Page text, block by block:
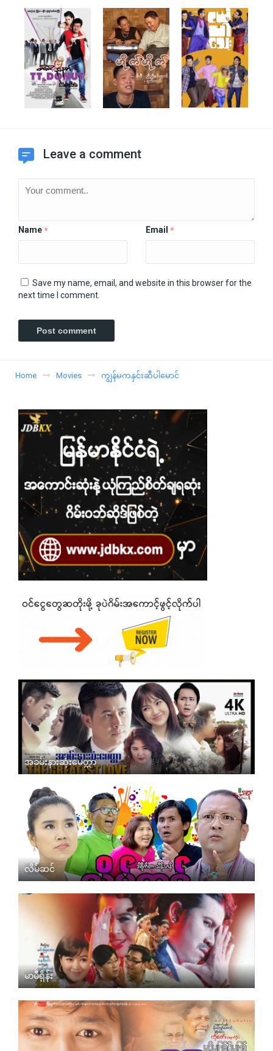
Leave a comment
Name * Email *
Save my name, email, and website in this browser for the
next time I comment.
Home Movies ကျွန်မကနှင်းဆီပါမောင်
အခမ်းနားဆုံးမေတ္တာ
လိမ်ဆင်
မာမီရှိန်း